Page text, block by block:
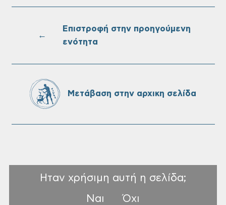
←
Επιστροφή στην προηγούμενη
ενότητα
Μετάβαση στην αρχικη σελίδα
Ηταν χρήσιμη αυτή η σελίδα;
Ναι
Όχι